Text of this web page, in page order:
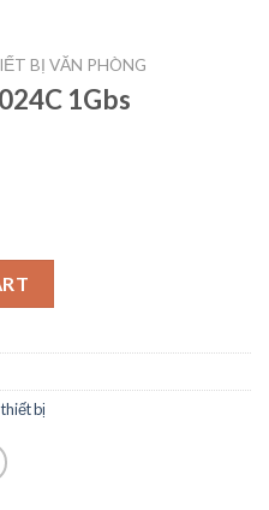
BỊ VĂN PHÒNG
1Gbs
bị